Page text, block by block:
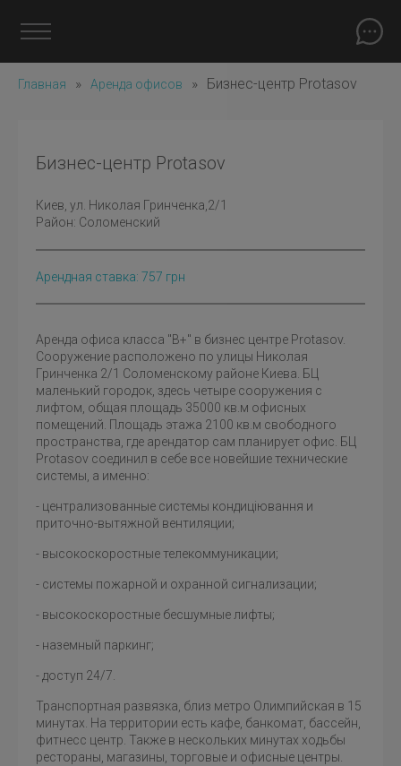
Главная » Аренда офисов » Бизнес-центр Protasov
Бизнес-центр Protasov
Киев , ул. Николая Гринченка,2/1
Район: Соломенский
Арендная ставка: 757 грн
Аренда офиса класса "В+" в бизнес центре Protasov.
Сооружение расположено по улицы Николая
Гринченка 2/1 Соломенскому районе Киева. БЦ
маленький городок, здесь четыре сооружения с
лифтом, общая площадь 35000 кв.м офисных
помещений. Площадь этажа 2100 кв.м свободного
пространства, где арендатор сам планирует офис. БЦ
Protasov соединил в себе все новейшие технические
системы, а именно:
- централизованные системы кондиціювання и
приточно-вытяжной вентиляции;
- высокоскоростные телекоммуникации;
- системы пожарной и охранной сигнализации;
- высокоскоростные бесшумные лифты;
- наземный паркинг;
- доступ 24/7.
Транспортная развязка, близ метро Олимпийская в 15
минутах. На территории есть кафе, банкомат, бассейн,
фитнесс центр. Также в нескольких минутах ходьбы
рестораны, магазины, торговые и офисные центры.